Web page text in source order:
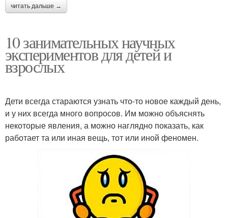
читать дальше →
10 занимательных научных
экспериментов для детей и
взрослых
Дети всегда стараются узнать что-то новое каждый день,
и у них всегда много вопросов. Им можно объяснять
некоторые явления, а можно наглядно показать, как
работает та или иная вещь, тот или иной феномен.